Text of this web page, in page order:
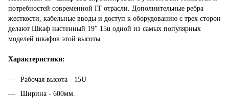
потребностей современной IT отрасли. Дополнительные ребра
жесткости, кабельные вводы и доступ к оборудованию с трех сторон
делают Шкаф настенный 19" 15u одной из самых популярных
моделей шкафов этой высоты
Характеристики:
Рабочая высота - 15U
Ширина - 600мм.